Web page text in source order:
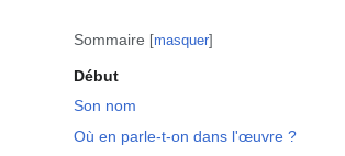
Sommaire masquer
Début
Son nom
Où en parle-t-on dans l'œuvre ?